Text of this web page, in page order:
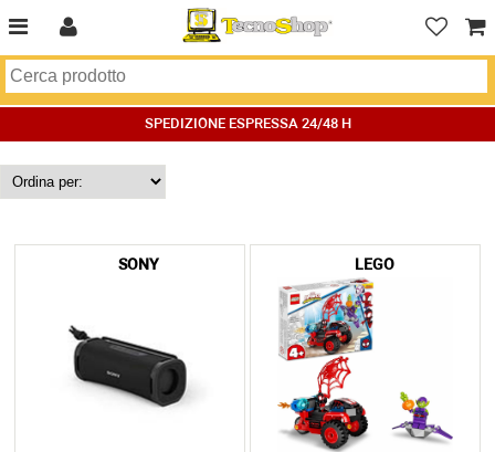
SPEDIZIONE ESPRESSA 24/48 H
SONY LEGO